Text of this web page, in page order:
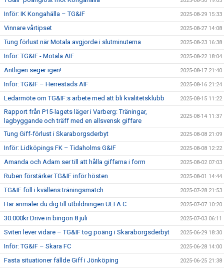
Inför: IK Kongahälla – TG&IF 2025-08-29 15:33
Vinnare vårtipset 2025-08-27 14:08
Tung förlust när Motala avgjorde i slutminuterna 2025-08-23 16:38
Inför: TG&IF - Motala AIF 2025-08-22 18:04
Äntligen seger igen! 2025-08-17 21:40
Inför: TG&IF – Herrestads AIF 2025-08-16 21:24
Ledarmöte om TG&IF:s arbete med att bli kvalitetsklubb 2025-08-15 11:22
Rapport från P15-lagets läger i Varberg: Träningar,
lagbyggande och träff med en allsvensk giffare
2025-08-14 11:37
Tung Giff-förlust i Skaraborgsderbyt 2025-08-08 21:09
Inför: Lidköpings FK – Tidaholms G&IF 2025-08-08 12:22
Amanda och Adam ser till att hålla giffarna i form 2025-08-02 07:03
Ruben förstärker TG&IF inför hösten 2025-08-01 14:44
TG&IF föll i kvällens träningsmatch 2025-07-28 21:53
Här anmäler du dig till utbildningen UEFA C 2025-07-07 10:20
30.000kr Drive in bingon 8 juli 2025-07-03 06:11
Sviten lever vidare – TG&IF tog poäng i Skaraborgsderbyt 2025-06-29 18:30
Inför: TG&IF – Skara FC 2025-06-28 14:00
Fasta situationer fällde Giff i Jönköping 2025-06-25 21:38